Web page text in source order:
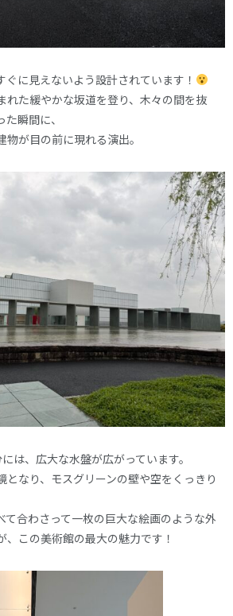
ぐに見えないよう設計されています！
れた緩やかな坂道を登り、木々の間を抜
瞬間に、
が目の前に現れる演出。
は、広大な水盤が広がっています。
となり、モスグリーンの壁や空をくっきり
て合わさって一枚の巨大な絵画のような外
この美術館の最大の魅力です！